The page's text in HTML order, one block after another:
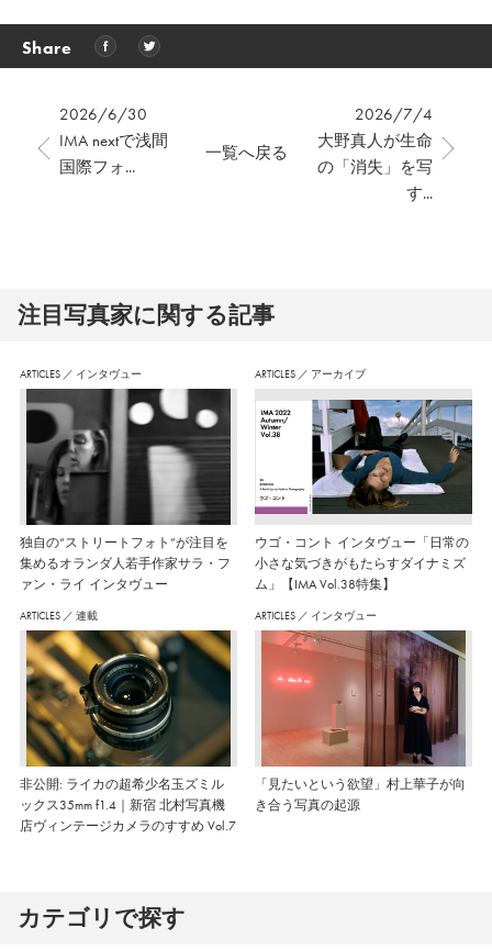
Share
2026/6/30
IMA nextで浅間
国際フォ...
2026/7/4
大野真人が生命
の「消失」を写
す...
一覧へ戻る
注⽬写真家に関する記事
ARTICLES ／ インタヴュー
独自の“ストリートフォト”が注目を
集めるオランダ人若手作家サラ・フ
ァン・ライ インタヴュー
ARTICLES ／ アーカイブ
ウゴ・コント インタヴュー「日常の
小さな気づきがもたらすダイナミズ
ム」【IMA Vol.38特集】
ARTICLES ／ 連載
非公開: ライカの超希少名玉ズミル
ックス35mm f1.4｜新宿 北村写真機
店ヴィンテージカメラのすすめ Vol.7
ARTICLES ／ インタヴュー
「見たいという欲望」村上華子が向
き合う写真の起源
カテゴリで探す